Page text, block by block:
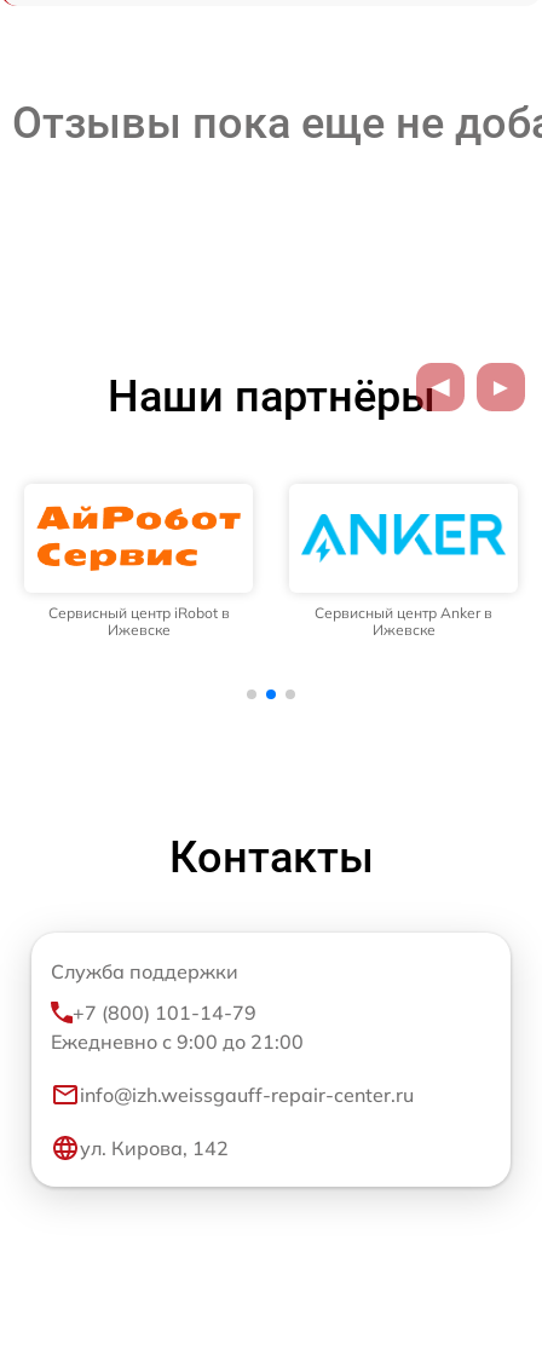
Отзывы пока еще не
Наши партнёры
Сервисный центр iRobot в
Ижевске
Сервисный центр Anker в
Ижевске
Контакты
Служба поддержки
+7 (800) 101-14-79
Ежедневно с 9:00 до 21:00
info@izh.weissgauff-repair-center.ru
ул. Кирова, 142